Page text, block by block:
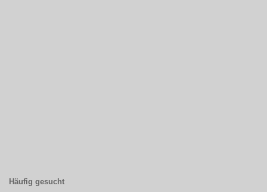
Häufig gesucht